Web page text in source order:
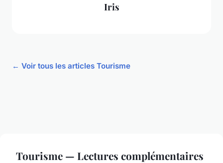
Iris
← Voir tous les articles Tourisme
Tourisme — Lectures complémentaires